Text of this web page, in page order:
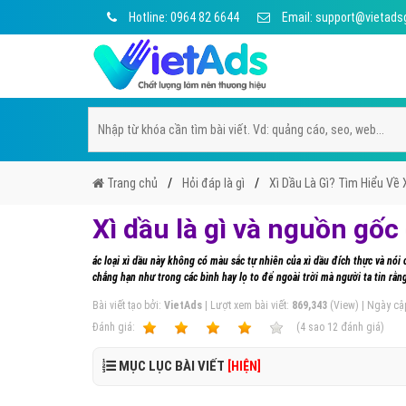
Hotline: 0964 82 6644 Email:
Trang chủ Hỏi đáp là gì Xì Dầu Là Gì? Tìm Hiểu Về
Xì dầu là gì và nguồn
ác loại xì dầu này không có màu sắc tự nhiên của xì dầu đích thực và
chẳng hạn như trong các bình hay lọ to để ngoài trời mà người ta tin
Bài viết tạo bởi: VietAds | Lượt xem bài viết: 869,343 (View) | Ngày
Ðánh giá:
(4 sao 12 đánh giá)
MỤC LỤC BÀI VIẾT [HIỆN]